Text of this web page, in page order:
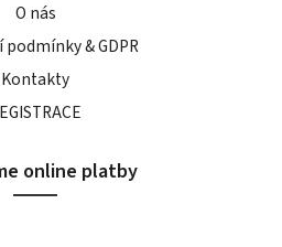
O nás
& GDPR
Kontakty
online platby